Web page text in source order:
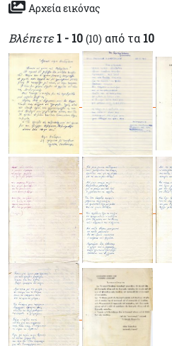
Αρχεία εικόνας
Βλέπετε 1 - 10 (10) από τα 10